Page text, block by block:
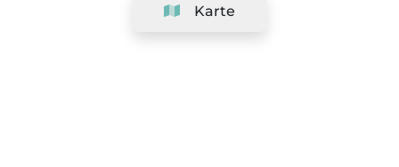
Karte